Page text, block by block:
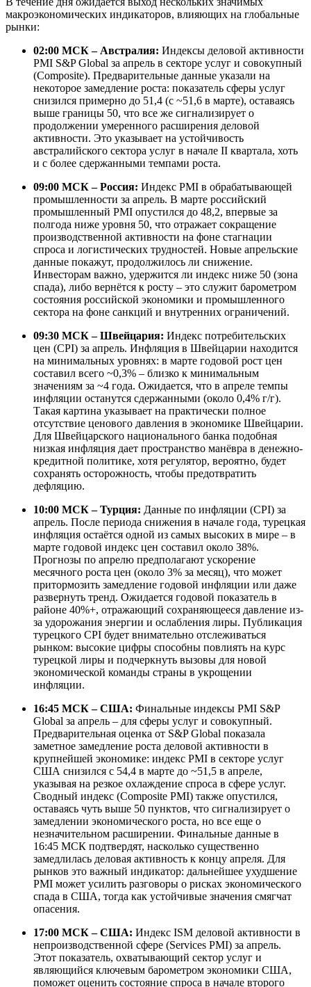
макроэкономических индикаторов, влияющих на глобальные
рынки:
02:00 МСК – Австралия: Индексы деловой активности
PMI S&P Global за апрель в секторе услуг и совокупный
(Composite). Предварительные данные указали на
некоторое замедление роста: показатель сферы услуг
снизился примерно до 51,4 (с ~51,6 в марте), оставаясь
выше границы 50, что все же сигнализирует о
продолжении умеренного расширения деловой
активности. Это указывает на устойчивость
австралийского сектора услуг в начале II квартала, хоть
и с более сдержанными темпами роста.
09:00 МСК – Россия: Индекс PMI в обрабатывающей
промышленности за апрель. В марте российский
промышленный PMI опустился до 48,2, впервые за
полгода ниже уровня 50, что отражает сокращение
производственной активности на фоне стагнации
спроса и логистических трудностей. Новые апрельские
данные покажут, продолжилось ли снижение.
Инвесторам важно, удержится ли индекс ниже 50 (зона
спада), либо вернётся к росту – это служит барометром
состояния российской экономики и промышленного
сектора на фоне санкций и внутренних ограничений.
09:30 МСК – Швейцария: Индекс потребительских
цен (CPI) за апрель. Инфляция в Швейцарии находится
на минимальных уровнях: в марте годовой рост цен
составил всего ~0,3% – близко к минимальным
значениям за ~4 года. Ожидается, что в апреле темпы
инфляции останутся сдержанными (около 0,4% г/г).
Такая картина указывает на практически полное
отсутствие ценового давления в экономике Швейцарии.
Для Швейцарского национального банка подобная
низкая инфляция дает пространство манёвра в денежно-
кредитной политике, хотя регулятор, вероятно, будет
сохранять осторожность, чтобы предотвратить
дефляцию.
10:00 МСК – Турция: Данные по инфляции (CPI) за
апрель. После периода снижения в начале года, турецкая
инфляция остаётся одной из самых высоких в мире – в
марте годовой индекс цен составил около 38%.
Прогнозы по апрелю предполагают ускорение
месячного роста цен (около 3% за месяц), что может
притормозить замедление годовой инфляции или даже
развернуть тренд. Ожидается годовой показатель в
районе 40%+, отражающий сохраняющееся давление из-
за удорожания энергии и ослабления лиры. Публикация
турецкого CPI будет внимательно отслеживаться
рынком: высокие цифры способны повлиять на курс
турецкой лиры и подчеркнуть вызовы для новой
экономической команды страны в укрощении
инфляции.
16:45 МСК – США: Финальные индексы PMI S&P
Global за апрель – для сферы услуг и совокупный.
Предварительная оценка от S&P Global показала
заметное замедление роста деловой активности в
крупнейшей экономике: индекс PMI в секторе услуг
США снизился с 54,4 в марте до ~51,5 в апреле,
указывая на резкое охлаждение спроса в сфере услуг.
Сводный индекс (Composite PMI) также опустился,
оставаясь чуть выше 50 пунктов, что сигнализирует о
замедлении экономического роста, но все еще о
незначительном расширении. Финальные данные в
16:45 МСК подтвердят, насколько существенно
замедлилась деловая активность к концу апреля. Для
рынков это важный индикатор: дальнейшее ухудшение
PMI может усилить разговоры о рисках экономического
спада в США, тогда как устойчивые значения смягчат
опасения.
17:00 МСК – США: Индекс ISM деловой активности в
непроизводственной сфере (Services PMI) за апрель.
Этот показатель, охватывающий сектор услуг и
являющийся ключевым барометром экономики США,
поможет оценить состояние спроса в начале второго